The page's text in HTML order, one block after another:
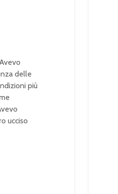
delle
più
ucciso